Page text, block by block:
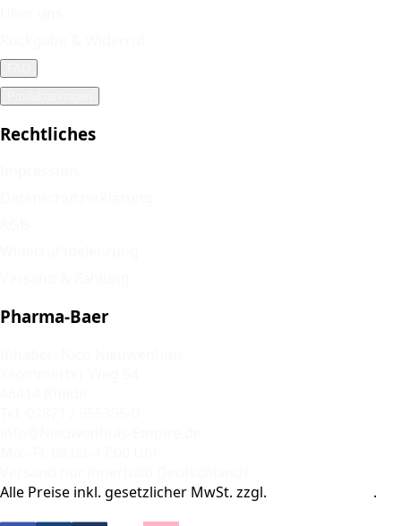
Rechtliches
Pharma-Baer
Alle Preise inkl. gesetzlicher MwSt. zzgl.
.